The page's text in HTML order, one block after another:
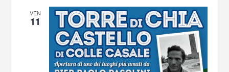
VEN
11